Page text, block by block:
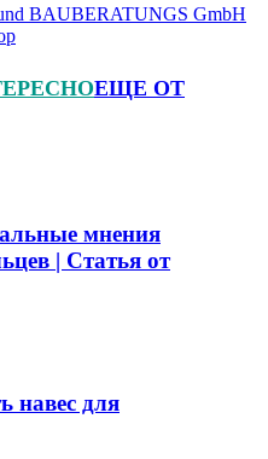
BAUBERATUNGS GmbH
ЕЩЕ ОТ
мнения
| Статья от
навес для